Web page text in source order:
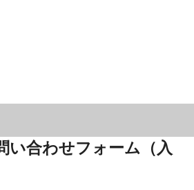
い合わせフォーム（入